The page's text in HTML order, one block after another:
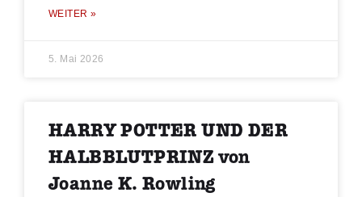
WEITER »
5. Mai 2026
HARRY POTTER UND DER
HALBBLUTPRINZ von
Joanne K. Rowling